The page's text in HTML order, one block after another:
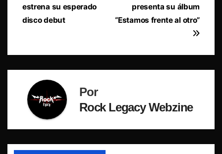
de
presenta su álbum
“Estamos frente al otro”
estrena su esperado
disco debut
Por
Rock Legacy Webzine